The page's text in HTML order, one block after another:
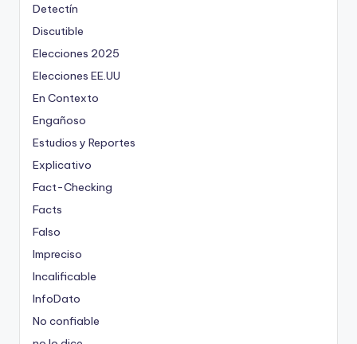
Detectín
Discutible
Elecciones 2025
Elecciones EE.UU
En Contexto
Engañoso
Estudios y Reportes
Explicativo
Fact-Checking
Facts
Falso
Impreciso
Incalificable
InfoDato
No confiable